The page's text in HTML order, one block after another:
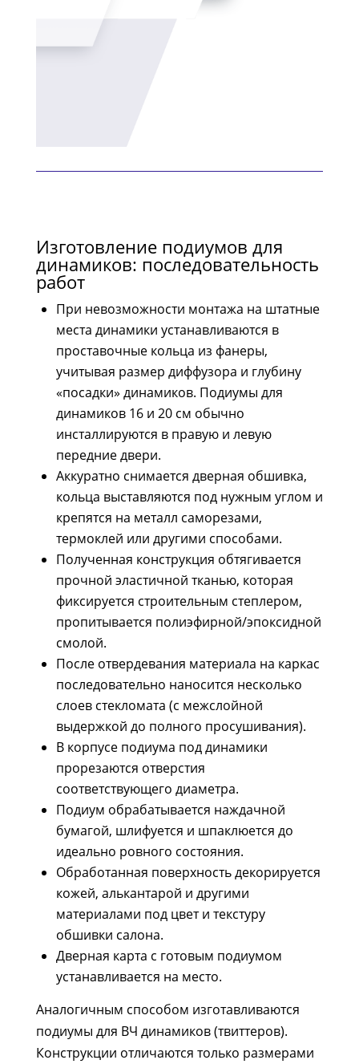
Изготовление подиумов для
динамиков: последовательность
работ
При невозможности монтажа на штатные
места динамики устанавливаются в
проставочные кольца из фанеры,
учитывая размер диффузора и глубину
«посадки» динамиков. Подиумы для
динамиков 16 и 20 см обычно
инсталлируются в правую и левую
передние двери.
Аккуратно снимается дверная обшивка,
кольца выставляются под нужным углом и
крепятся на металл саморезами,
термоклей или другими способами.
Полученная конструкция обтягивается
прочной эластичной тканью, которая
фиксируется строительным степлером,
пропитывается полиэфирной/эпоксидной
смолой.
После отвердевания материала на каркас
последовательно наносится несколько
слоев стекломата (с межслойной
выдержкой до полного просушивания).
В корпусе подиума под динамики
прорезаются отверстия
соответствующего диаметра.
Подиум обрабатывается наждачной
бумагой, шлифуется и шпаклюется до
идеально ровного состояния.
Обработанная поверхность декорируется
кожей, алькантарой и другими
материалами под цвет и текстуру
обшивки салона.
Дверная карта с готовым подиумом
устанавливается на место.
Аналогичным способом изготавливаются
подиумы для ВЧ динамиков (твиттеров).
Конструкции отличаются только размерами